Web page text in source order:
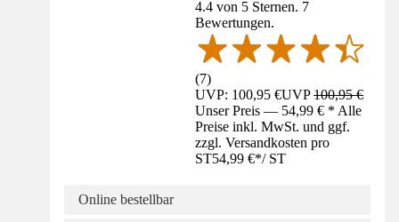
4.4 von 5 Sternen. 7
Bewertungen.
(7)
UVP: 100,95 €UVP100,95 €
Unser Preis — 54,99 € * Alle
Preise inkl. MwSt. und ggf.
zzgl. Versandkosten pro
ST54,99 €*/ ST
Online bestellbar